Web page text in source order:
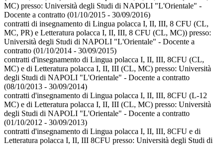
MC) presso: Università degli Studi di NAPOLI "L'Orientale" -
Docente a contratto (01/10/2015 - 30/09/2016)
contratti di insegnamento di Lingua polacca I, II, III, 8 CFU (CL,
MC, PR) e Letteratura polacca I, II, III, 8 CFU (CL, MC)) presso:
Università degli Studi di NAPOLI "L'Orientale" - Docente a
contratto (01/10/2014 - 30/09/2015)
contratti d'insegnamento di Lingua polacca I, II, III, 8CFU (CL,
MC) e di Letteratura polacca I, II, III (CL, MC) presso: Università
degli Studi di NAPOLI "L'Orientale" - Docente a contratto
(08/10/2013 - 30/09/2014)
contratti d'insegnamento di Lingua polacca I, II, III, 8CFU (L-12
MC) e di Letteratura polacca I, II, III (CL, MC) presso: Università
degli Studi di NAPOLI "L'Orientale" - Docente a contratto
(01/10/2012 - 30/09/2013)
contratti d'insegnamento di Lingua polacca I, II, III, 8CFU e di
Letteratura polacca I, II, III 8CFU presso: Università degli Studi di